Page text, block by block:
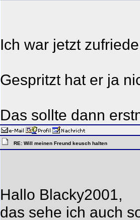
Ich war jetzt
Gespritzt hat er ja
Das sollte dann
RE: Will meinen Freund keusch halten
Hallo Blacky2001,
das sehe ich auch